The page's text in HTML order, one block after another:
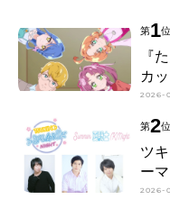
第1位
『
カッ
2026-
第2位
ツ
ー
2026-